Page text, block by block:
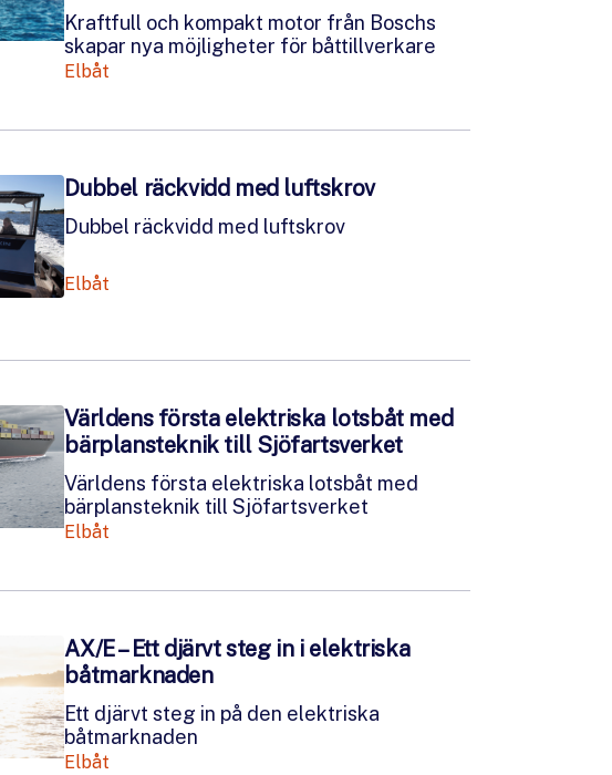
Kraftfull och kompakt motor från Boschs
skapar nya möjligheter för båttillverkare
Elbåt
Dubbel räckvidd med luftskrov
Dubbel räckvidd med luftskrov
Elbåt
Världens första elektriska lotsbåt med
bärplansteknik till Sjöfartsverket
Världens första elektriska lotsbåt med
bärplansteknik till Sjöfartsverket
Elbåt
AX/E – Ett djärvt steg in i elektriska
båtmarknaden
Ett djärvt steg in på den elektriska
båtmarknaden
Elbåt